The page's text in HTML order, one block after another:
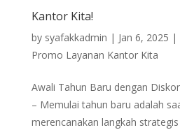
Kantor Kita!
by syafakkadmin | Jan 6, 2025 |
Promo Layanan Kantor Kita
Awali Tahun Baru dengan
– Memulai tahun baru adalah
merencanakan langkah